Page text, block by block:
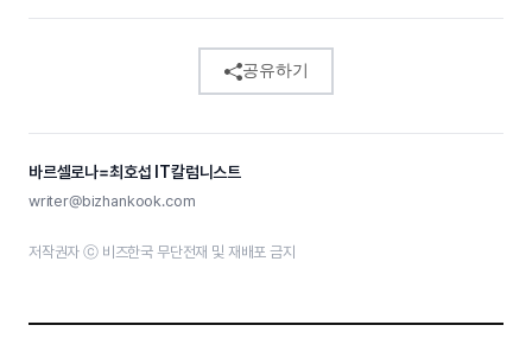
공유하기
바르셀로나=최호섭 IT칼럼니스트
writer@bizhankook.com
저작권자 ⓒ 비즈한국 무단전재 및 재배포 금지